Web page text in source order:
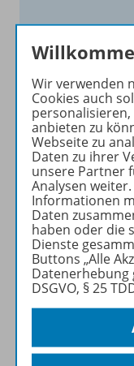
Wir verwenden
Cookies auch
anbieten zu
Webseite zu
Daten zu ihrer
unsere Partner
Analysen
Informationen
Daten
haben oder die
Dienste
Buttons „Alle
Datenerhebung
DSGVO, § 25